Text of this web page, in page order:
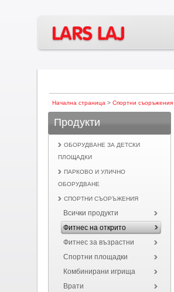
Начална страница > Спортни съоръжения
Продукти
ОБОРУДВАНЕ ЗА ДЕТСКИ
ПЛОЩАДКИ
ПАРКОВО И УЛИЧНО
ОБОРУДВАНЕ
СПОРТНИ СЪОРЪЖЕНИЯ
Всички продукти
Фитнес на открито
Фитнес за възрастни
Спортни площадки
Комбинирани игрища
Врати